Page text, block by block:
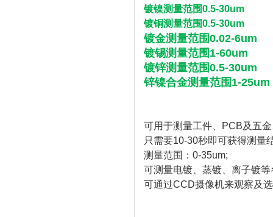
镀镍测量范围0.5-30um
镀铜测量范围0.5-30um
镀金测量范围0.02-6um
镀锡测量范围1-60um
镀锌测量范围0.5-30um
锌镍合金测量范围1-25um
可用于测量工件、PCB及五
只需要10-30秒即可获得测量
测量范围：0-35um;
可测量电镀、蒸镀、离子镀
可通过CCD摄像机来观察及